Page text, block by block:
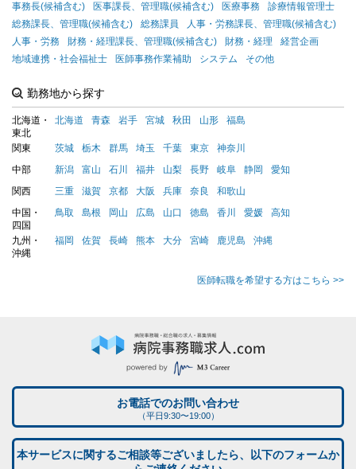
事務長(候補含む) 医事課長、管理職(候補含む) 医療事務
診療情報管理士
総務課長、管理職(候補含む)
総務課員
人事・労務課長、管理職(候補含む)
人事・労務
財務・経理課長、管理職(候補含む) 財務・経理
経営企画
地域連携・社会福祉士
医師事務作業補助 システム その他
勤務地から探す
北海道・
東北
北海道 青森 岩手 宮城 秋田 山形 福島
関東 茨城 栃木 群馬 埼玉 千葉 東京
神奈川
中部
新潟 富山 石川 福井 山梨 長野 岐阜 静岡
愛知
関西
三重 滋賀 京都 大阪 兵庫 奈良
和歌山
中国・
四国
鳥取 島根 岡山 広島 山口 徳島 香川 愛媛 高知
九州・
沖縄
福岡 佐賀 長崎 熊本 大分 宮崎 鹿児島 沖縄
医師転職を希望する方はこちら >>
お電話でのお問い合わせ
（平日9:30〜19:00）
本サービスに関するご相談等ございましたら、以下のフォームか